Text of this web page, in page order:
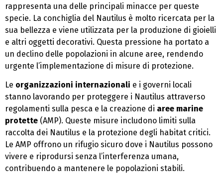
rappresenta una delle principali minacce per queste
specie. La conchiglia del Nautilus è molto ricercata per la
sua bellezza e viene utilizzata per la produzione di gioielli
e altri oggetti decorativi. Questa pressione ha portato a
un declino delle popolazioni in alcune aree, rendendo
urgente l’implementazione di misure di protezione.
Le organizzazioni internazionali e i governi locali
stanno lavorando per proteggere i Nautilus attraverso
regolamenti sulla pesca e la creazione di aree marine
protette (AMP). Queste misure includono limiti sulla
raccolta dei Nautilus e la protezione degli habitat critici.
Le AMP offrono un rifugio sicuro dove i Nautilus possono
vivere e riprodursi senza l’interferenza umana,
contribuendo a mantenere le popolazioni stabili.